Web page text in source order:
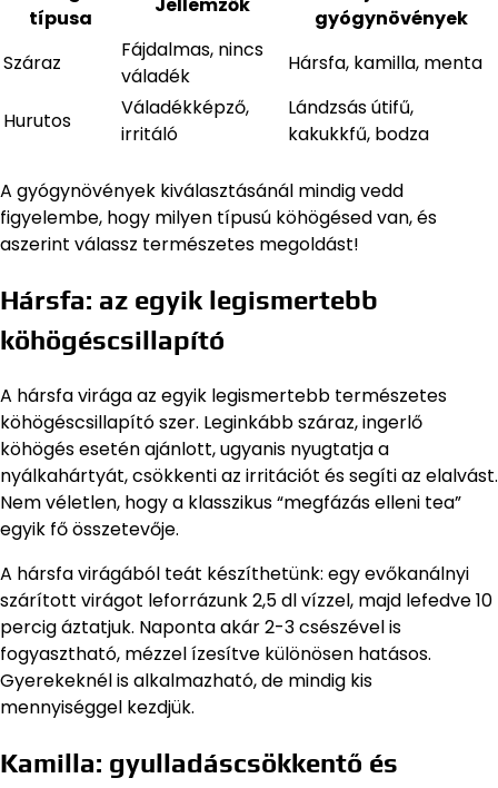
típusa
gyógynövények
Száraz
Fájdalmas, nincs
váladék
Hársfa, kamilla, menta
Hurutos
Váladékképző,
irritáló
Lándzsás útifű,
kakukkfű, bodza
A gyógynövények kiválasztásánál mindig vedd
figyelembe, hogy milyen típusú köhögésed van, és
aszerint válassz természetes megoldást!
Hársfa: az egyik legismertebb
köhögéscsillapító
A hársfa virága az egyik legismertebb természetes
köhögéscsillapító szer. Leginkább száraz, ingerlő
köhögés esetén ajánlott, ugyanis nyugtatja a
nyálkahártyát, csökkenti az irritációt és segíti az elalvást.
Nem véletlen, hogy a klasszikus “megfázás elleni tea”
egyik fő összetevője.
A hársfa virágából teát készíthetünk: egy evőkanálnyi
szárított virágot leforrázunk 2,5 dl vízzel, majd lefedve 10
percig áztatjuk. Naponta akár 2-3 csészével is
fogyasztható, mézzel ízesítve különösen hatásos.
Gyerekeknél is alkalmazható, de mindig kis
mennyiséggel kezdjük.
Kamilla: gyulladáscsökkentő és